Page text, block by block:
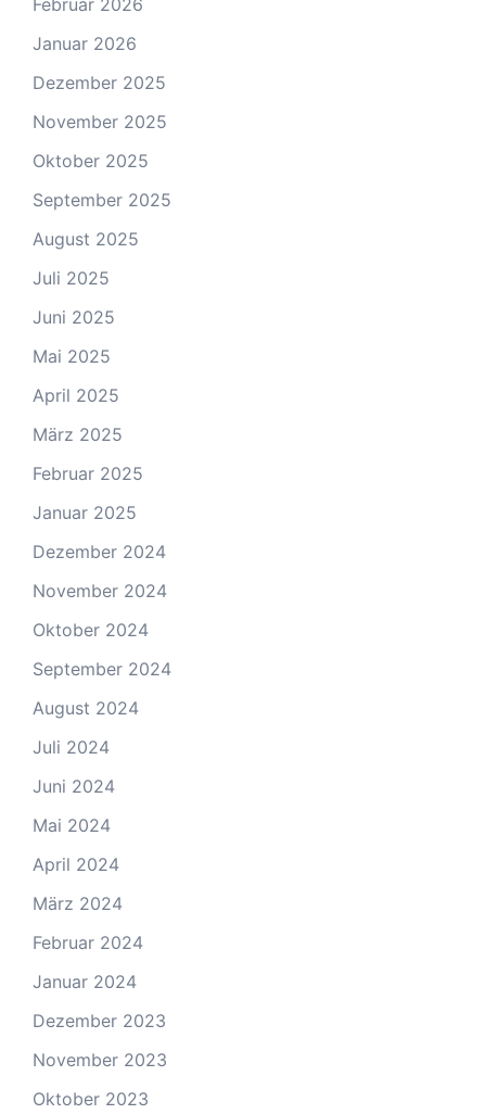
Januar 2026
Dezember 2025
November 2025
Oktober 2025
September 2025
August 2025
Juli 2025
Juni 2025
Mai 2025
April 2025
März 2025
Februar 2025
Januar 2025
Dezember 2024
November 2024
Oktober 2024
September 2024
August 2024
Juli 2024
Juni 2024
Mai 2024
April 2024
März 2024
Februar 2024
Januar 2024
Dezember 2023
November 2023
Oktober 2023